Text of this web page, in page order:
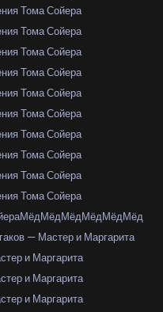
Тома Сойера
Тома Сойера
Тома Сойера
Тома Сойера
Тома Сойера
Тома Сойера
Тома Сойера
Тома Сойера
Тома Сойера
Тома Сойера
МёдМёдМёдМёдМёдМёд
— Мастер и Маргарита
и Маргарита
и Маргарита
и Маргарита